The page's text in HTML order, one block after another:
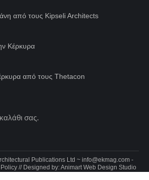
από τους Kipseli Architects
Κέρκυρα
από τους Thetacon
σας.
Publications Ltd ~ info@ekmag.com -
// Designed by:Animart Web Design Studio